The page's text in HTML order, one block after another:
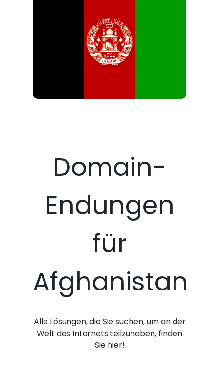
Domain-
Endungen
für
Afghanistan
Alle Lösungen, die Sie suchen, um an der
Welt des Internets teilzuhaben, finden
Sie hier!